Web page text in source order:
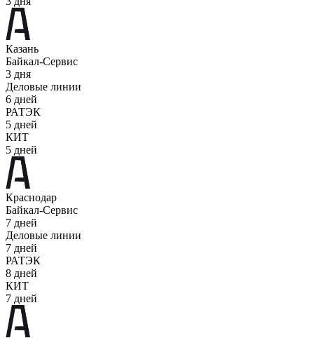
Казань
Байкал-Сервис
3 дня
Деловые линии
6 дней
РАТЭК
5 дней
КИТ
5 дней
Краснодар
Байкал-Сервис
7 дней
Деловые линии
7 дней
РАТЭК
8 дней
КИТ
7 дней